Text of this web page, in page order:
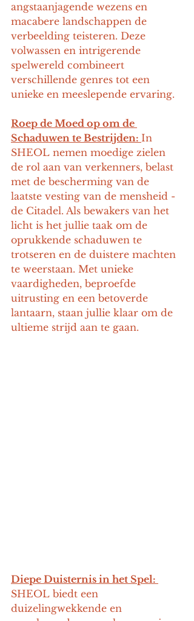
angstaanjagende wezens en
macabere landschappen de
verbeelding teisteren. Deze
volwassen en intrigerende
spelwereld combineert
verschillende genres tot een
unieke en meeslepende ervaring.
Roep de Moed op om de
Schaduwen te Bestrijden: In
SHEOL nemen moedige zielen
de rol aan van verkenners, belast
met de bescherming van de
laatste vesting van de mensheid -
de Citadel. Als bewakers van het
licht is het jullie taak om de
oprukkende schaduwen te
trotseren en de duistere machten
te weerstaan. Met unieke
vaardigheden, beproefde
uitrusting en een betoverde
lantaarn, staan jullie klaar om de
ultieme strijd aan te gaan.
Diepe Duisternis in het Spel:
SHEOL biedt een
duizelingwekkende en